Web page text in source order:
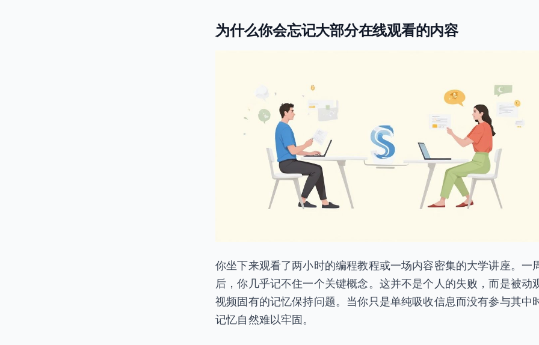
为什么你会忘记大部分在线观看的内容
你坐下来观看了两小时的编程教程或一场内容密集的大学讲座。一
后，你几乎记不住一个关键概念。这并不是个人的失败，而是被动
视频固有的记忆保持问题。当你只是单纯吸收信息而没有参与其中
记忆自然难以牢固。